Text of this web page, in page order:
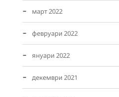
март 2022
февруари 2022
януари 2022
декември 2021